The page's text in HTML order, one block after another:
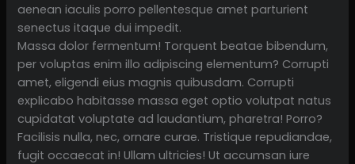
aenean iaculis porro pellentesque amet parturient
senectus itaque dui impedit.
Massa dolor fermentum! Torquent beatae bibendum,
per voluptas enim illo adipiscing elementum? Corrupti
amet, eligendi eius magnis quibusdam. Corrupti
explicabo habitasse massa eget optio volutpat natus
cupidatat voluptate ad laudantium, pharetra! Porro?
Facilisis nulla, nec, ornare curae. Tristique repudiandae,
fugit occaecat in! Ullam ultricies! Ut accumsan iure